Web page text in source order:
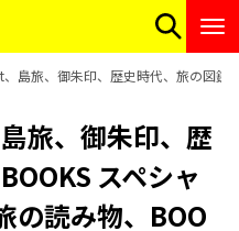
島旅、御朱印、歴史時代、旅の図鑑
旅、御朱印、歴
スペシャ
の読み物、BOO